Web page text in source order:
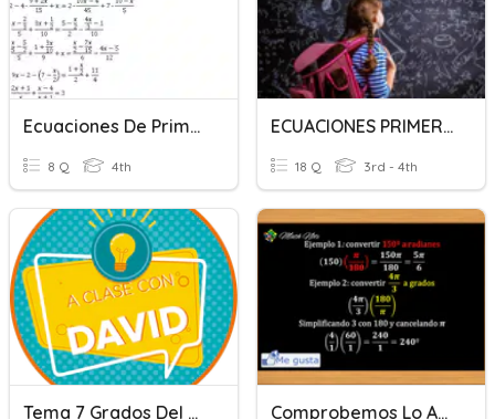
Ecuaciones De Primer Y Segundo Grado
8 Q 4th
ECUACIONES PRIMER Y SEGUNDO GRADO - GRUPO NEGRO
18 Q 3rd - 4th
Tema 7 Grados Del Adjetivo Y Campo Semántico Comprobemos Lo Aprendido 10mos "conversion De Grados A Radianes"